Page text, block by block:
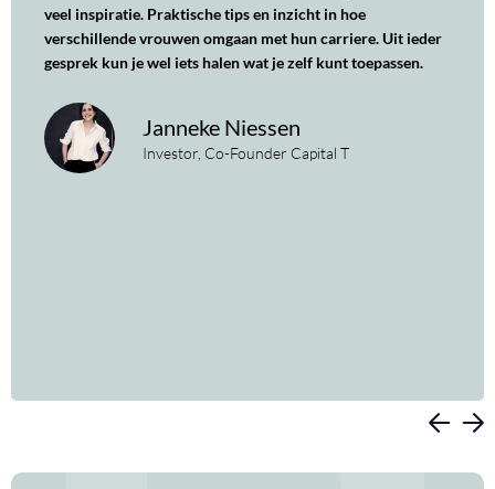
veel inspiratie. Praktische tips en inzicht in hoe
verschillende vrouwen omgaan met hun carriere. Uit ieder
gesprek kun je wel iets halen wat je zelf kunt toepassen.
Janneke Niessen
Investor, Co-Founder Capital T